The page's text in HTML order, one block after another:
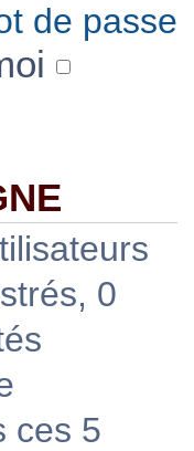
de passe
0
ces 5